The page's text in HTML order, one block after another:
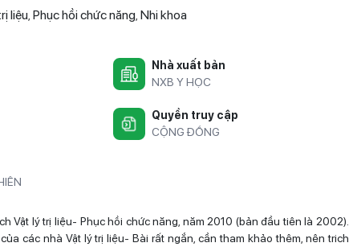
liệu Phục hồi chức năng Nhi khoa
Nhà xuất bản
NXB Y HỌC
Quyền truy cập
CỘNG ĐỒNG
Vật lý trị liệu- Phục hồi chức năng, năm 2010 (bản đầu tiên là 2002).
các nhà Vật lý trị liệu- Bài rất ngắn, cần tham khảo thêm, nên trich